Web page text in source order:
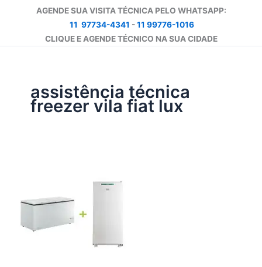
AGENDE SUA VISITA TÉCNICA PELO WHATSAPP:
11 97734-4341 -11 99776-1016
CLIQUE E AGENDE TÉCNICO NA SUA CIDADE
assistência técnica
freezer vila fiat lux